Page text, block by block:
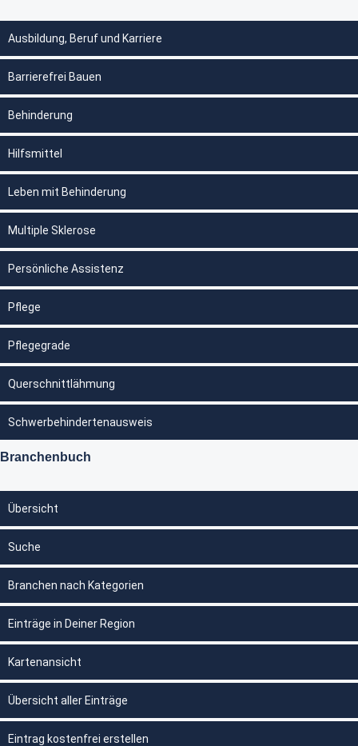
Ausbildung, Beruf und Karriere
Barrierefrei Bauen
Behinderung
Hilfsmittel
Leben mit Behinderung
Multiple Sklerose
Persönliche Assistenz
Pflege
Pflegegrade
Querschnittlähmung
Schwerbehindertenausweis
Branchenbuch
Übersicht
Suche
Branchen nach Kategorien
Einträge in Deiner Region
Kartenansicht
Übersicht aller Einträge
Eintrag kostenfrei erstellen